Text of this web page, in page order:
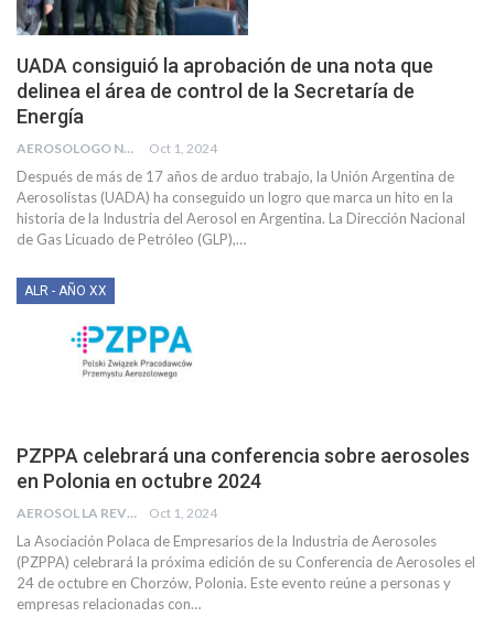
UADA consiguió la aprobación de una nota que
delinea el área de control de la Secretaría de
Energía
AEROSOLOGO NEWS Oct 1, 2024
Después de más de 17 años de arduo trabajo, la Unión Argentina de
Aerosolistas (UADA) ha conseguido un logro que marca un hito en la
historia de la Industria del Aerosol en Argentina. La Dirección Nacional
de Gas Licuado de Petróleo (GLP),…
ALR - AÑO XX
PZPPA celebrará una conferencia sobre aerosoles
en Polonia en octubre 2024
AEROSOL LA REVISTA Oct 1, 2024
La Asociación Polaca de Empresarios de la Industria de Aerosoles
(PZPPA) celebrará la próxima edición de su Conferencia de Aerosoles el
24 de octubre en Chorzów, Polonia. Este evento reúne a personas y
empresas relacionadas con…